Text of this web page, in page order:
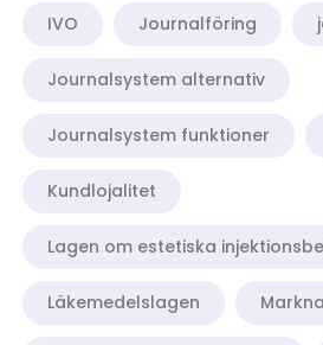
IVO Journalföring
Journalsystem alternativ
Journalsystem funktioner
Kundlojalitet
Lagen om estetiska
Läkemedelslagen